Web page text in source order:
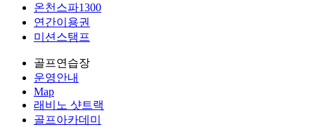
온천스파1300
연간이용권
미션스탬프
골프연습장
운영안내
Map
래비노 샷트랙
골프아카데미